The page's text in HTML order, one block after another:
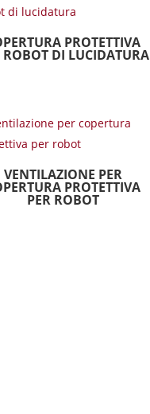
PROTETTIVA
ROBOT DI LUCIDATURA
VENTILAZIONE PER
PROTETTIVA
PER ROBOT